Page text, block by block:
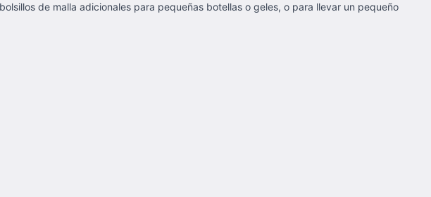
de malla adicionales para pequeñas botellas o geles, o para llevar un pequeño